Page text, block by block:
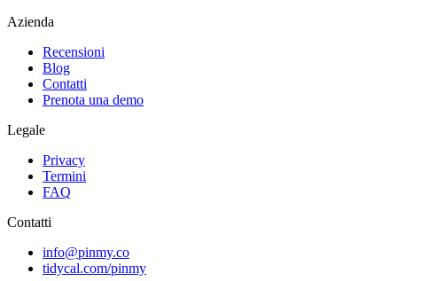
Azienda
Recensioni
Blog
Contatti
Prenota una demo
Legale
Privacy
Termini
FAQ
Contatti
info@pinmy.co
tidycal.com/pinmy